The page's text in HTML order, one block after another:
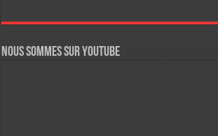
Nous sommes sur YouTube